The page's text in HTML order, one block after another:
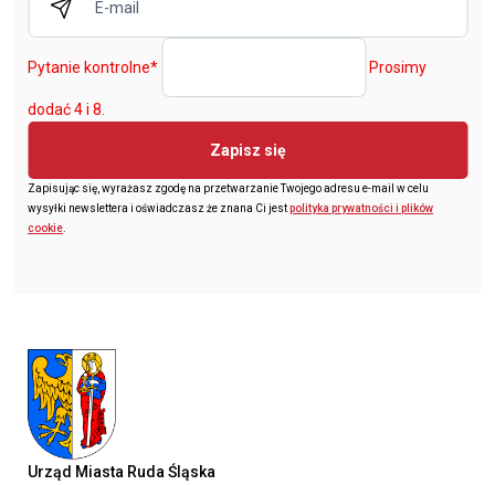
Pytanie kontrolne* Prosimy
dodać 4 i 8.
Zapisz się
Zapisując się, wyrażasz zgodę na przetwarzanie Twojego adresu e-mail w celu
wysyłki newslettera i oświadczasz że znana Ci jestpolityka prywatności i plików
cookie
Urząd Miasta Ruda Śląska